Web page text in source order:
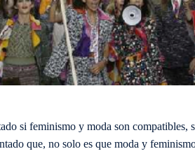
si feminismo y moda son compatibles,
que, no solo es que moda y